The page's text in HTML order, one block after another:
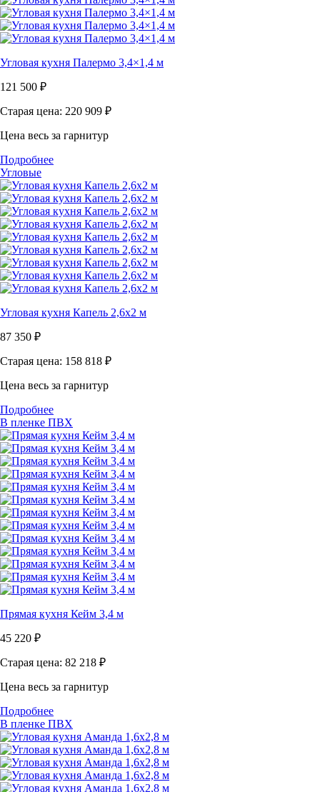
Угловая кухня Палермо 3,4×1,4 м
121 500 ₽
Старая цена: 220 909 ₽
Цена весь за гарнитур
Подробнее
Угловые
Угловая кухня Капель 2,6х2 м
87 350 ₽
Старая цена: 158 818 ₽
Цена весь за гарнитур
Подробнее
В пленке ПВХ
Прямая кухня Кейм 3,4 м
45 220 ₽
Старая цена: 82 218 ₽
Цена весь за гарнитур
Подробнее
В пленке ПВХ